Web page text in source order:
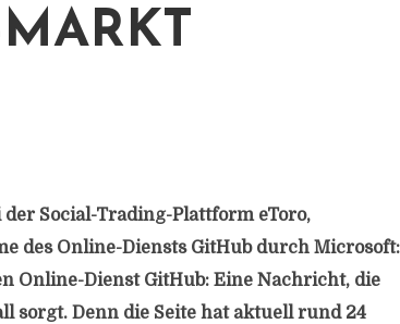
Social-Trading-Plattform eToro,
des Online-Diensts GitHub durch Microsoft:
Online-Dienst GitHub: Eine Nachricht, die
sorgt. Denn die Seite hat aktuell rund 24